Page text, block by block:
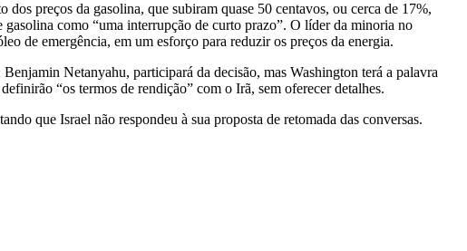
preços da gasolina, que subiram quase 50 centavos, ou cerca de 17%,
como “uma interrupção de curto prazo”. O líder da minoria no
de emergência, em um esforço para reduzir os preços da energia.
Netanyahu, participará da decisão, mas Washington terá a palavra
“os termos de rendição” com o Irã, sem oferecer detalhes.
que Israel não respondeu à sua proposta de retomada das conversas.